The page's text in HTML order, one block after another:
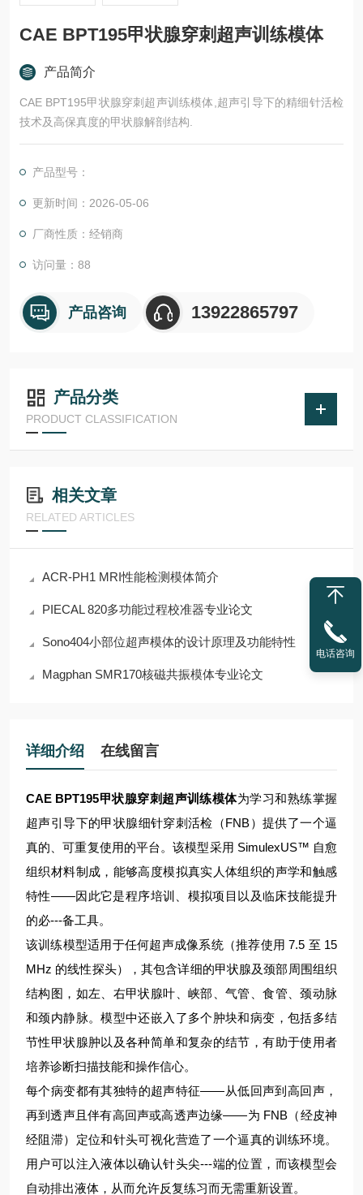
CAE BPT195甲状腺穿刺超声训练模体
产品简介
CAE BPT195甲状腺穿刺超声训练模体,超声引导下的精细针活检
技术及高保真度的甲状腺解剖结构.
产品型号：
更新时间：2026-05-06
厂商性质：经销商
访问量：88
产品咨询 13922865797
产品分类
PRODUCT CLASSIFICATION
相关文章
RELATED ARTICLES
ACR-PH1 MRI性能检测模体简介
PIECAL 820多功能过程校准器专业论文
Sono404小部位超声模体的设计原理及功能特性
Magphan SMR170核磁共振模体专业论文
详细介绍 在线留言
CAE BPT195甲状腺穿刺超声训练模体为学习和熟练掌握
超声引导下的甲状腺细针穿刺活检（FNB）提供了一个逼
真的、可重复使用的平台。该模型采用 SimulexUS™ 自愈
组织材料制成，能够高度模拟真实人体组织的声学和触感
特性——因此它是程序培训、模拟项目以及临床技能提升
的必---备工具。
该训练模型适用于任何超声成像系统（推荐使用 7.5 至 15
MHz 的线性探头），其包含详细的甲状腺及颈部周围组织
结构图，如左、右甲状腺叶、峡部、气管、食管、颈动脉
和颈内静脉。模型中还嵌入了多个肿块和病变，包括多结
节性甲状腺肿以及各种简单和复杂的结节，有助于使用者
培养诊断扫描技能和操作信心。
每个病变都有其独特的超声特征——从低回声到高回声，
再到透声且伴有高回声或高透声边缘——为 FNB（经皮神
经阻滞）定位和针头可视化营造了一个逼真的训练环境。
用户可以注入液体以确认针头尖---端的位置，而该模型会
自动排出液体，从而允许反复练习而无需重新设置。
电话咨询